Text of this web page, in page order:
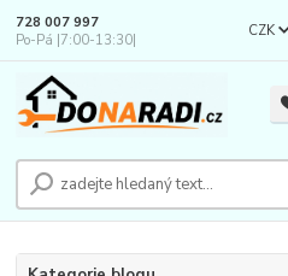
CZK
728 007 997
Po-Pá |7:00-13:30|